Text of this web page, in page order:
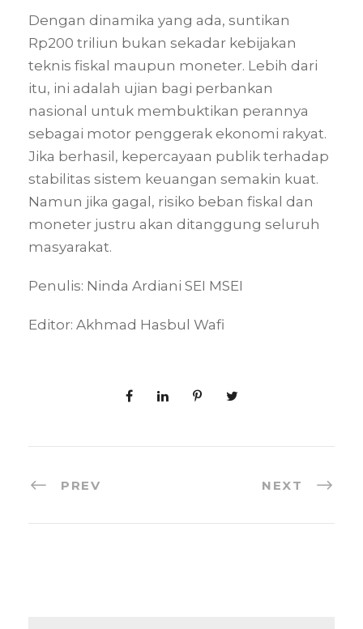
Dengan dinamika yang ada, suntikan
Rp200 triliun bukan sekadar kebijakan
teknis fiskal maupun moneter. Lebih dari
itu, ini adalah ujian bagi perbankan
nasional untuk membuktikan perannya
sebagai motor penggerak ekonomi rakyat.
Jika berhasil, kepercayaan publik terhadap
stabilitas sistem keuangan semakin kuat.
Namun jika gagal, risiko beban fiskal dan
moneter justru akan ditanggung seluruh
masyarakat.
Penulis: Ninda Ardiani SEI MSEI
Editor: Akhmad Hasbul Wafi
PREV NEXT